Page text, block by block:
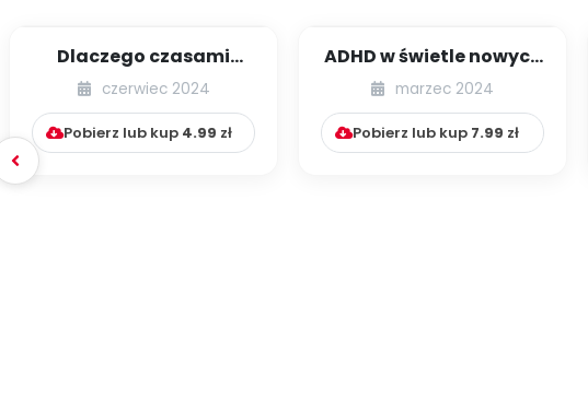
Dlaczego czasami
boimy się nowych
rzeczy? Psychologia l...
czerwiec 2024
Pobierz lub kup 4.99 zł
ADHD w świetle nowych
badań – objawy,
przyczyny, diagno...
marzec 2024
Pobierz lub kup 7.99 zł